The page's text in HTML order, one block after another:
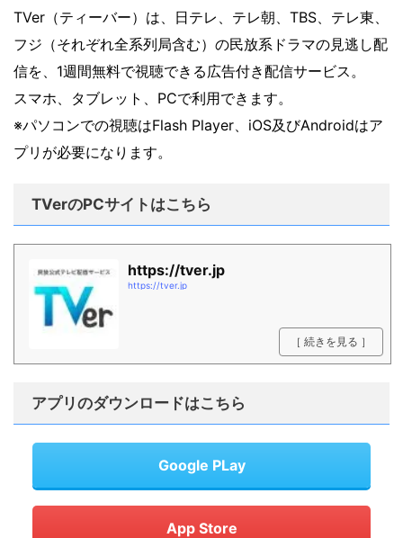
TVer（ティーバー）は、日テレ、テレ朝、TBS、テレ東、
フジ（それぞれ全系列局含む）の民放系ドラマの見逃し配
信を、1週間無料で視聴できる広告付き配信サービス。
スマホ、タブレット、PCで利用できます。
※パソコンでの視聴はFlash Player、iOS及びAndroidはア
プリが必要になります。
TVerのPCサイトはこちら
https://tver.jp
https://tver.jp
［ 続きを見る ］
アプリのダウンロードはこちら
Google PLay
App Store